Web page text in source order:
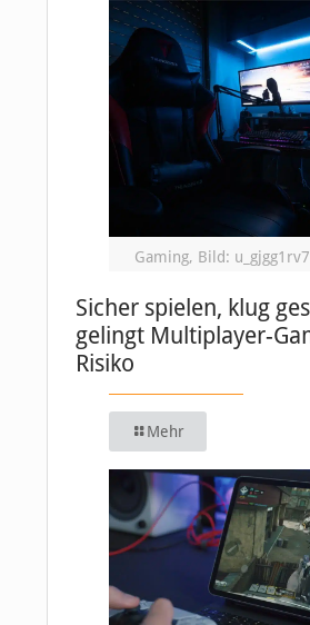
Gaming, Bild:
Sicher spielen, klug
gelingt Multiplayer-
Risiko
Mehr